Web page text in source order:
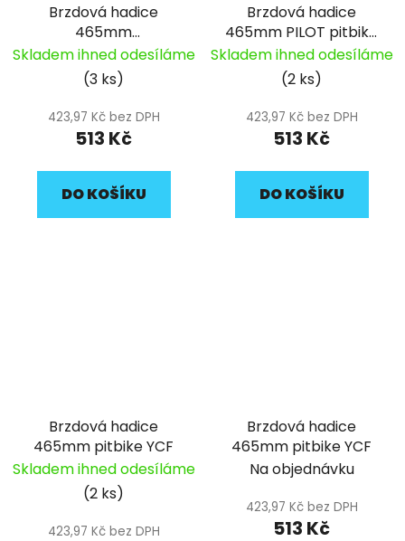
Brzdová hadice
465mm
d.10mm/d.10mm
pitbike YCF
Skladem ihned odesíláme
(3 ks)
423,97 Kč bez DPH
513 Kč
DO KOŠÍKU
Brzdová hadice
465mm PILOT pitbike
YCF
Skladem ihned odesíláme
(2 ks)
423,97 Kč bez DPH
513 Kč
DO KOŠÍKU
Brzdová hadice
465mm pitbike YCF
Skladem ihned odesíláme
(2 ks)
423,97 Kč bez DPH
Brzdová hadice
465mm pitbike YCF
Na objednávku
423,97 Kč bez DPH
513 Kč